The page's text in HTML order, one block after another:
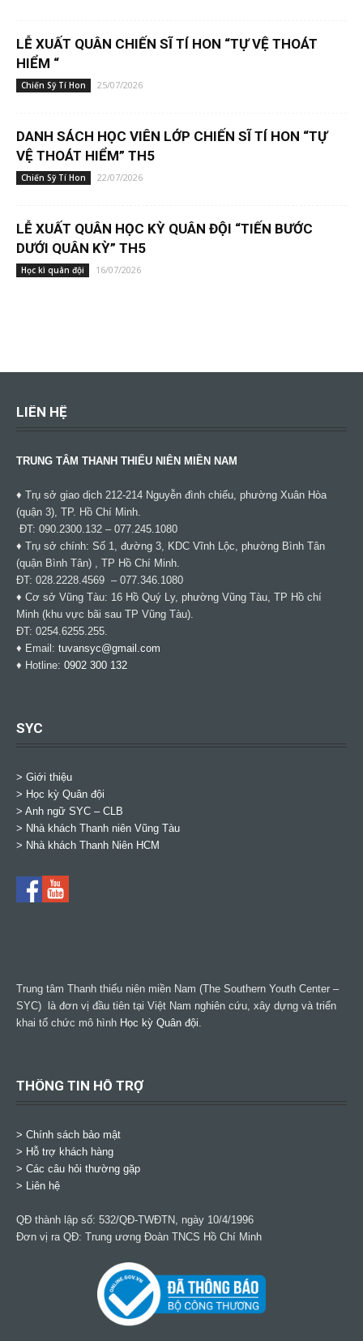
LỄ XUẤT QUÂN CHIẾN SĨ TÍ HON “TỰ VỆ THOÁT
HIỂM “
Chiến Sỹ Tí Hon 25/07/2026
DANH SÁCH HỌC VIÊN LỚP CHIẾN SĨ TÍ HON “TỰ
VỆ THOÁT HIỂM” TH5
Chiến Sỹ Tí Hon 22/07/2026
LỄ XUẤT QUÂN HỌC KỲ QUÂN ĐỘI “TIẾN BƯỚC
DƯỚI QUÂN KỲ” TH5
Học kì quân đội 16/07/2026
LIÊN HỆ
TRUNG TÂM THANH THIẾU NIÊN MIỀN NAM
♦ Trụ sở giao dịch 212-214 Nguyễn đình chiểu, phường Xuân Hòa
(quận 3), TP. Hồ Chí Minh.
ĐT: 090.2300.132 – 077.245.1080
♦ Trụ sở chính: Số 1, đường 3, KDC Vĩnh Lộc, phường Bình Tân
(quận Bình Tân) , TP Hồ Chí Minh.
ĐT: 028.2228.4569 – 077.346.1080
♦ Cơ sở Vũng Tàu: 16 Hồ Quý Ly, phường Vũng Tàu, TP Hồ chí
Minh (khu vực bãi sau TP Vũng Tàu).
ĐT: 0254.6255.255.
♦ Email: tuvansyc@gmail.com
♦ Hotline: 0902 300 132
SYC
> Giới thiệu
> Học kỳ Quân đội
> Anh ngữ SYC – CLB
> Nhà khách Thanh niên Vũng Tàu
> Nhà khách Thanh Niên HCM
Trung tâm Thanh thiếu niên miền Nam (The Southern Youth Center –
SYC) là đơn vị đầu tiên tại Việt Nam nghiên cứu, xây dựng và triển
khai tổ chức mô hình Học kỳ Quân đội.
THÔNG TIN HỖ TRỢ
> Chính sách bảo mật
> Hỗ trợ khách hàng
> Các câu hỏi thường gặp
> Liên hệ
QĐ thành lập số: 532/QĐ-TWĐTN, ngày 10/4/1996
Đơn vị ra QĐ: Trung ương Đoàn TNCS Hồ Chí Minh